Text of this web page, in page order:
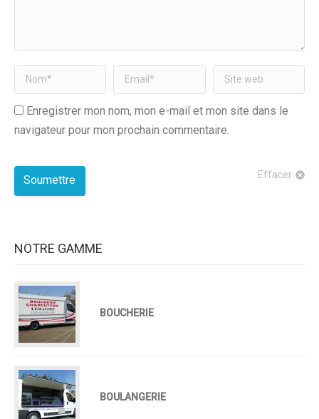
Nom * Email * Site web
Enregistrer mon nom, mon e-mail et mon site dans le
navigateur pour mon prochain commentaire.
Effacer
Soumettre
NOTRE GAMME
BOUCHERIE
BOULANGERIE